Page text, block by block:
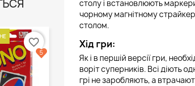
favorite_border
5
столу і встановлюють
чорному магнітному
столом.
Хід гри:
Як і в першій версії гри,
воріт суперників. Всі діють
грі не заробляють, а